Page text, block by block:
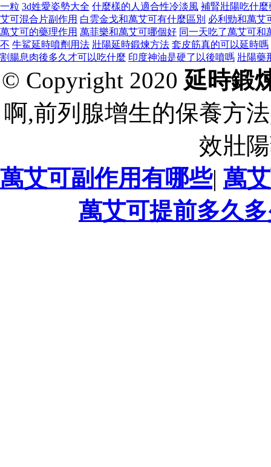
一粒 3d姓愛姿勢大全 什麼樣的人適合性冷淡風 補腎壯陽吃什麼
艾可混合片副作用 白雲金戈和萬艾可有什麼區別 必利勁和萬艾
萬艾可的藥理作用 萬菲樂和萬艾可哪個好 同一天吃了萬艾可和
不 牛鯊延時噴劑用法 壯陽延時鍛煉方法 套皮筋真的可以延時嗎
割腸息肉後多久才可以吃什麼 印度神油是硬了以後噴嗎 壯陽藥
© Copyright 2020 延時鍛
啊,前列腺增生的保養方
效壯
萬艾可副作用有哪些| 萬
萬艾可提前多久